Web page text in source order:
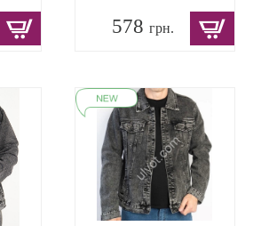
578грн.